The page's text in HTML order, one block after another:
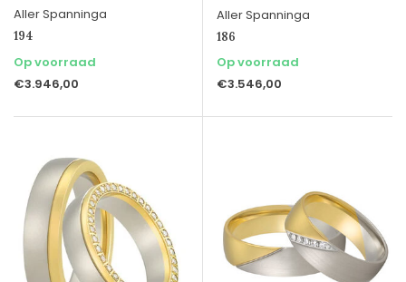
Aller Spanninga
194
Op voorraad
€3.946,00
Aller Spanninga
186
Op voorraad
€3.546,00